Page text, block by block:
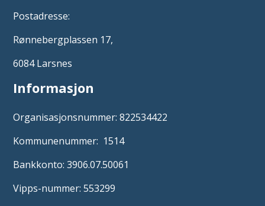
Postadresse:
Rønnebergplassen 17,
6084 Larsnes
Informasjon
Organisasjonsnummer: 822534422
Kommunenummer: 1514
Bankkonto: 3906.07.50061
Vipps-nummer: 553299